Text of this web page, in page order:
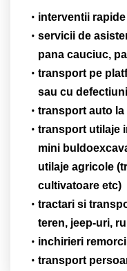
interventii
servicii de
pana cauciuc,
transport pe
sau cu
transport auto la
transport utilaje
mini
utilaje agricole
cultivatoare etc)
tractari si
teren, jeep-uri,
inchirieri
transport